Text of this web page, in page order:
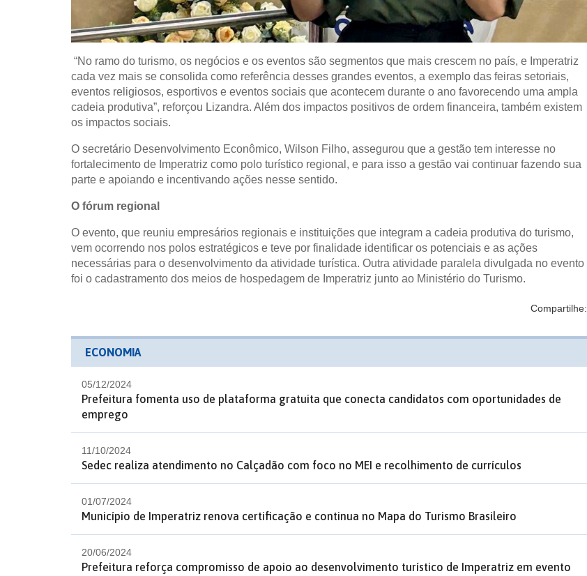
“No ramo do turismo, os negócios e os eventos são segmentos que mais crescem no país, e Imperatriz
cada vez mais se consolida como referência desses grandes eventos, a exemplo das feiras setoriais,
eventos religiosos, esportivos e eventos sociais que acontecem durante o ano favorecendo uma ampla
cadeia produtiva”, reforçou Lizandra. Além dos impactos positivos de ordem financeira, também existem
os impactos sociais.
O secretário Desenvolvimento Econômico, Wilson Filho, assegurou que a gestão tem interesse no
fortalecimento de Imperatriz como polo turístico regional, e para isso a gestão vai continuar fazendo sua
parte e apoiando e incentivando ações nesse sentido.
O fórum regional
O evento, que reuniu empresários regionais e instituições que integram a cadeia produtiva do turismo,
vem ocorrendo nos polos estratégicos e teve por finalidade identificar os potenciais e as ações
necessárias para o desenvolvimento da atividade turística. Outra atividade paralela divulgada no evento
foi o cadastramento dos meios de hospedagem de Imperatriz junto ao Ministério do Turismo.
Compartilhe:
ECONOMIA
05/12/2024
Prefeitura fomenta uso de plataforma gratuita que conecta candidatos com oportunidades de
emprego
11/10/2024
Sedec realiza atendimento no Calçadão com foco no MEI e recolhimento de currículos
01/07/2024
Município de Imperatriz renova certificação e continua no Mapa do Turismo Brasileiro
20/06/2024
Prefeitura reforça compromisso de apoio ao desenvolvimento turístico de Imperatriz em evento